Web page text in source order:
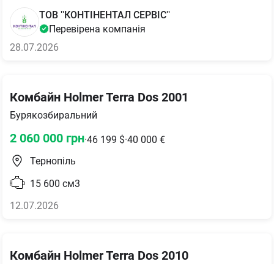
ТОВ ''КОНТІНЕНТАЛ СЕРВІС''
Перевірена компанія
28.07.2026
Комбайн Holmer Terra Dos 2001
Бурякозбиральний
2 060 000 грн·46 199 $·40 000 €
Тернопіль
15 600 см3
12.07.2026
Комбайн Holmer Terra Dos 2010